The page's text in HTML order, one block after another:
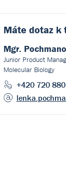
Máte dotaz k
Mgr.
Junior Product
Molecular Biology
+420 720